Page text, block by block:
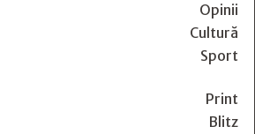
Opinii
Cultură
Sport
Print
Blitz